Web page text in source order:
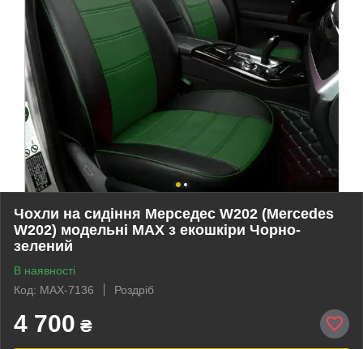
Чохли на сидіння Мерседес W202 (Mercedes
W202) модельні MAX з екошкіри Чорно-
зелений
В наявності
Код: MAX-7136
Роздріб
4 700 ₴